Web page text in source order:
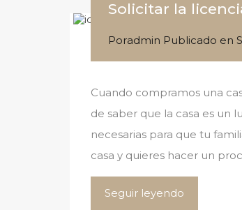
Solicitar la
Poradmin Publicado en
Cuando compramos una
de saber que la casa es un
necesarias para que tu
casa y quieres hacer un
Seguir leyendo